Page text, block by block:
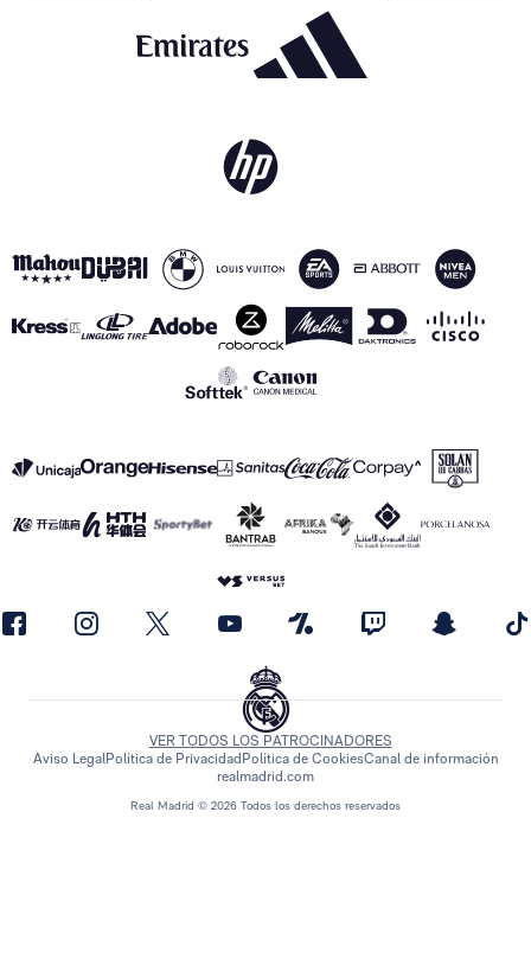
Real Madrid © 2026 Todos los derechos reservados
VER TODOS LOS PATROCINADORES
Aviso LegalPolítica de Privacidad Política de CookiesCanal de información
realmadrid.com